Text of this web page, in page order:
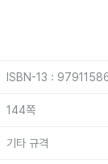
ISBN-13 :
144쪽
기타 규격